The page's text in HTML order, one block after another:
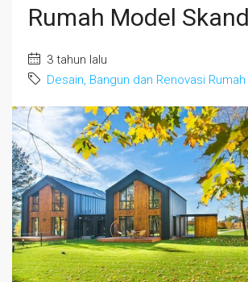
Rumah Model
3 tahun lalu
Desain, Bangun dan Renovasi Rumah